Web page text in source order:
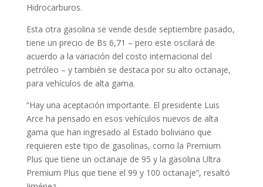
Hidrocarburos.
Esta otra gasolina se vende desde septiembre pasado,
tiene un precio de Bs 6,71 – pero este oscilará de
acuerdo a la variación del costo internacional del
petróleo – y también se destaca por su alto octanaje,
para vehículos de alta gama.
“Hay una aceptación importante. El presidente Luis
Arce ha pensado en esos vehículos nuevos de alta
gama que han ingresado al Estado boliviano que
requieren este tipo de gasolinas, como la Premium
Plus que tiene un octanaje de 95 y la gasolina Ultra
Premium Plus que tiene el 99 y 100 octanaje”, resaltó